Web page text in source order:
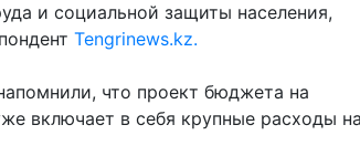
и социальной защиты населения,
Tengrinews.kz.
что проект бюджета на
включает в себя крупные расходы